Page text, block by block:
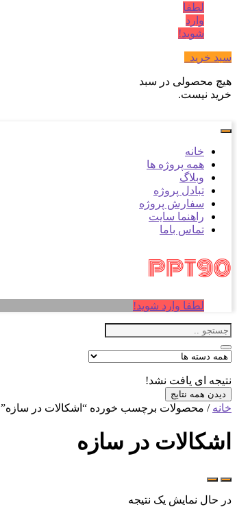
لطفا
وارد
شوید!
سبد خرید
هیچ محصولی در سبد
خرید نیست.
خانه
همه پروژه ها
وبلاگ
تبادل پروژه
سفارش پروژه
راهنما سایت
تماس باما
لطفا وارد شوید!
نتیجه ای یافت نشد!
دیدن همه نتایج
خانه / محصولات برچسب خورده “اشکالات در سازه”
اشکالات در سازه
در حال نمایش یک نتیجه